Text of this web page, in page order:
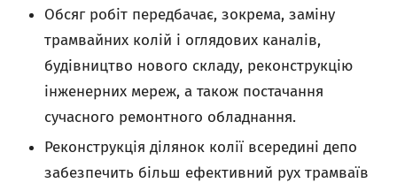
Обсяг робіт передбачає, зокрема, заміну
трамвайних колій і оглядових каналів,
будівництво нового складу, реконструкцію
інженерних мереж, а також постачання
сучасного ремонтного обладнання.
Реконструкція ділянок колії всередині депо
забезпечить більш ефективний рух трамваїв